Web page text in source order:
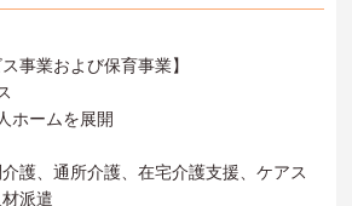
事業および保育事業】
ホームを展開
護、通所介護、在宅介護支援、ケアス
派遣